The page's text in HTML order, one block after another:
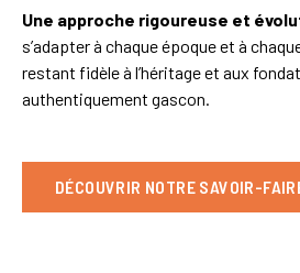
Une approche rigoureuse et
s’adapter à chaque époque et à
restant fidèle à l’héritage et aux
authentiquement gascon.
DÉCOUVRIR NOTRE SAVOIR-